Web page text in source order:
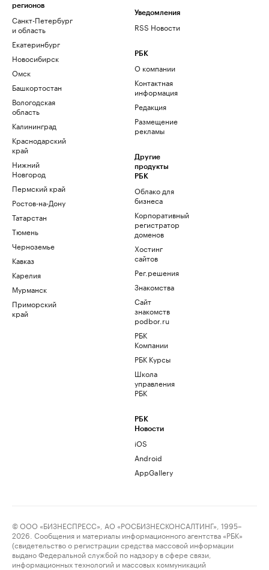
регионов
Санкт-Петербург
и область
Екатеринбург
Новосибирск
Омск
Башкортостан
Вологодская
область
Калининград
Краснодарский
край
Нижний
Новгород
Пермский край
Ростов-на-Дону
Татарстан
Тюмень
Черноземье
Кавказ
Карелия
Мурманск
Приморский
край
Уведомления
RSS Новости
РБК
О компании
Контактная
информация
Редакция
Размещение
рекламы
Другие
продукты
РБК
Облако для
бизнеса
Корпоративный
регистратор
доменов
Хостинг
сайтов
Рег.решения
Знакомства
Сайт
знакомств
podbor.ru
РБК
Компании
РБК Курсы
Школа
управления
РБК
РБК
Новости
iOS
Android
AppGallery
© ООО «БИЗНЕСПРЕСС», АО «РОСБИЗНЕСКОНСАЛТИНГ», 1995–
2026. Сообщения и материалы информационного агентства «РБК»
(свидетельство о регистрации средства массовой информации
выдано Федеральной службой по надзору в сфере связи,
информационных технологий и массовых коммуникаций